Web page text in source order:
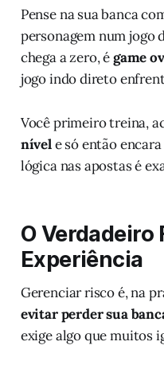
Pense na sua banca
personagem num jogo
chega a zero, égame
jogo indo direto
Você primeiro treina,
nívele só então
lógica nas apostas é
O Verdadeiro
Experiência
Gerenciar risco é, na
evitar perder sua
exige algo que muitos